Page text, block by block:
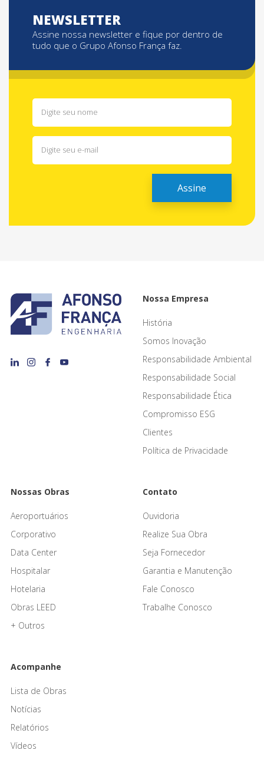
NEWSLETTER
Assine nossa newsletter e fique por dentro de
tudo que o Grupo Afonso França faz.
Nossa Empresa
História
Somos Inovação
Responsabilidade Ambiental
Responsabilidade Social
Responsabilidade Ética
Compromisso ESG
Clientes
Política de Privacidade
Nossas Obras
Aeroportuários
Corporativo
Data Center
Hospitalar
Hotelaria
Obras LEED
+ Outros
Contato
Ouvidoria
Realize Sua Obra
Seja Fornecedor
Garantia e Manutenção
Fale Conosco
Trabalhe Conosco
Acompanhe
Lista de Obras
Notícias
Relatórios
Vídeos